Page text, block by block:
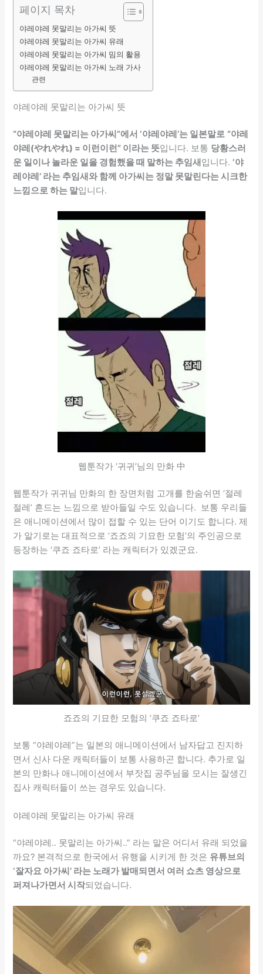
페이지 목차
야레야레 못말리는 아가씨 뜻
야레야레 못말리는 아가씨 유래
야레야레 못말리는 아가씨 밈의 활용
야레야레 못말리는 아가씨 노래 가사
관련
야레야레 못말리는 아가씨 뜻
“야레야레 못말리는 아가씨”에서 ‘야레야레’는 일본말로 “야레
야레(やれやれ) = 이런이런” 이라는 뜻입니다. 보통 당황스러
운 일이나 놀라운 일을 경험했을 때 말하는 추임새 입니다. ‘야
레야레’ 라는 추임새와 함께 아가씨는 정말 못말린다는 시크한
느낌으로 하는 말입니다.
웹툰작가 ‘귀귀’님의 만화 中
웹툰작가 귀귀님 만화의 한 장면처럼 고개를 한숨쉬면 ‘절레
절레’ 흔드는 느낌으로 받아들일 수도 있습니다. 보통 우리들
은 애니메이션에서 많이 접할 수 있는 단어 이기도 합니다. 제
가 알기로는 대표적으로 ‘죠죠의 기묘한 모험’의 주인공으로
등장하는 ‘쿠죠 죠타로’ 라는 캐릭터가 있겠군요.
죠죠의 기묘한 모험의 ‘쿠죠 죠타로’
보통 “야레야레”는 일본의 애니메이션에서 남자답고 진지하
면서 신사 다운 캐릭터들이 보통 사용하곤 합니다. 추가로 일
본의 만화나 애니메이션에서 부잣집 공주님을 모시는 잘생긴
집사 캐릭터들이 쓰는 경우도 있습니다.
야레야레 못말리는 아가씨 유래
“야레야레.. 못말리는 아가씨..” 라는 말은 어디서 유래 되었을
까요? 본격적으로 한국에서 유행을 시키게 한 것은 유튜브의
‘잘자요 아가씨’ 라는 노래가 발매되면서 여러 쇼츠 영상으로
퍼져나가면서 시작되었습니다.